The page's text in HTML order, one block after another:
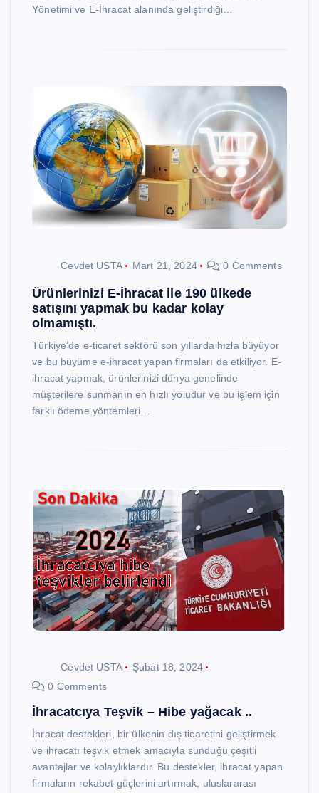
Yönetimi ve E-İhracat alanında geliştirdiği…
Cevdet USTA Mart 21, 2024 0 Comments
Ürünlerinizi E-İhracat ile 190 ülkede
satışını yapmak bu kadar kolay
olmamıştı.
Türkiye’de e-ticaret sektörü son yıllarda hızla büyüyor
ve bu büyüme e-ihracat yapan firmaları da etkiliyor. E-
ihracat yapmak, ürünlerinizi dünya genelinde
müşterilere sunmanın en hızlı yoludur ve bu işlem için
farklı ödeme yöntemleri…
Cevdet USTA
Şubat 18, 2024
0 Comments
İhracatcıya Teşvik – Hibe yağacak ..
İhracat destekleri, bir ülkenin dış ticaretini geliştirmek
ve ihracatı teşvik etmek amacıyla sunduğu çeşitli
avantajlar ve kolaylıklardır. Bu destekler, ihracat yapan
firmaların rekabet güçlerini artırmak, uluslararası